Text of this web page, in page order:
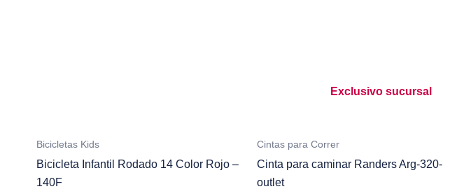
Bicicletas Kids
Bicicleta Infantil Rodado 14 Color Rojo –
140F
Exclusivo sucursal
Cintas para Correr
Cinta para caminar Randers Arg-320-
outlet